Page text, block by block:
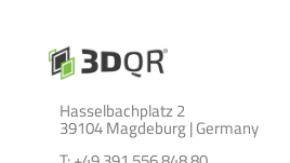
Hasselbachplatz 2
39104 Magdeburg | Germany